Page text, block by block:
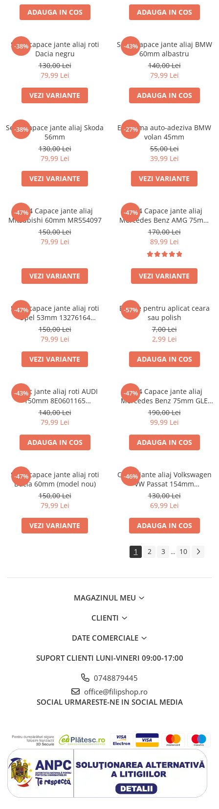
ADAUGA IN COS ADAUGA IN COS
-38%
Set 4 capace jante aliaj roti
Dacia negru
130,00 Lei
79,99 Lei
VEZI VARIANTE
-43%
Set 4 Capace jante aliaj BMW
60mm albastru
140,00 Lei
79,99 Lei
ADAUGA IN COS
-38%
Set 4 Capace jante aliaj Skoda
56mm
130,00 Lei
79,99 Lei
VEZI VARIANTE
-27%
Emblema auto-adeziva BMW
volan 45mm
55,00 Lei
39,99 Lei
VEZI VARIANTE
-47%
set 4 Capace jante aliaj
Mitsubishi 60mm MR554097
150,00 Lei
79,99 Lei
VEZI VARIANTE
-47%
set 4 Capace jante aliaj
Mercedes Benz AMG 75mm
(inel prindere) A0004003100
170,00 Lei
89,99 Lei
VEZI VARIANTE
-47%
Set 4 capace jante aliaj roti
Opel 53mm 13276164
467597050
150,00 Lei
79,99 Lei
VEZI VARIANTE
-57%
Burete pentru aplicat ceara
sau polish
7,00 Lei
2,99 Lei
ADAUGA IN COS
-43%
Capac jante aliaj roti AUDI
150mm 8E0601165
(8ED601165 )
140,00 Lei
79,99 Lei
ADAUGA IN COS
-47%
set 4 Capace jante aliaj
Mercedes Benz 75mm GLE
W167 / GLS X167 A1674015960
190,00 Lei
99,99 Lei
ADAUGA IN COS
-47%
Set 4 capace jante aliaj roti
Dacia 60mm (model nou)
150,00 Lei
79,99 Lei
VEZI VARIANTE
-46%
Capac jante aliaj Volkswagen
VW Passat 154mm
1K0601149EQZQ
130,00 Lei
69,99 Lei
ADAUGA IN COS
1 2 3 ... 10
MAGAZINUL MEU
CLIENTI
DATE COMERCIALE
SUPORT CLIENTI LUNI-VINERI 09:00-17:00
0748879445
office@filipshop.ro
SOCIAL URMARESTE-NE IN SOCIAL MEDIA